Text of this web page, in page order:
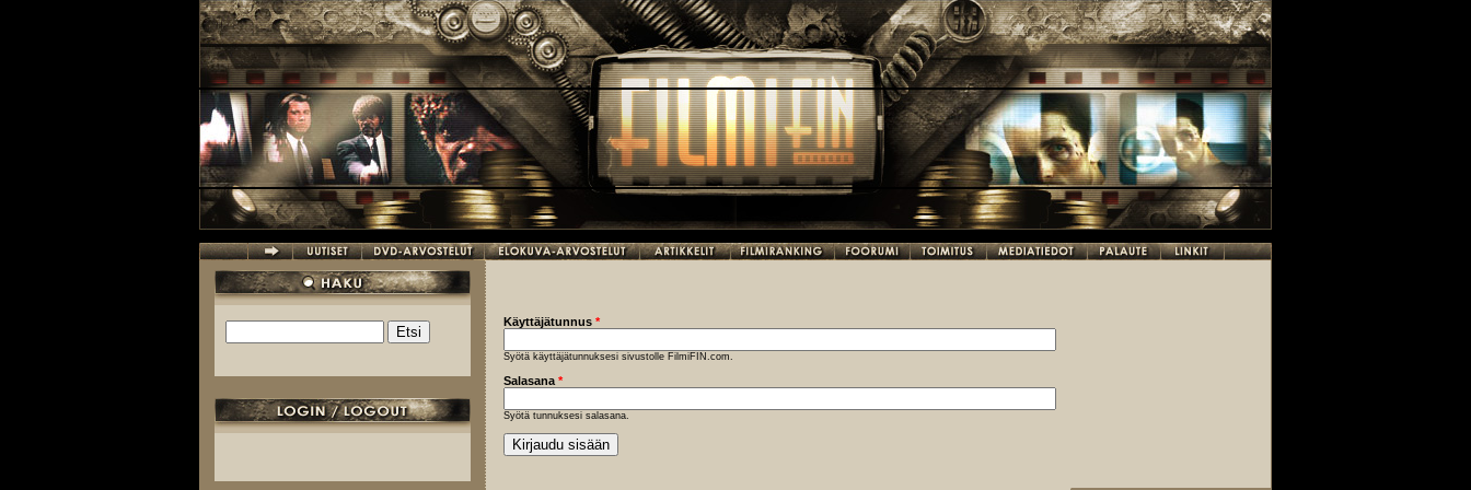
Hakulomake
Käyttäjätunnus *
Syötä käyttäjätunnuksesi sivustolle FilmiFIN.com.
Salasana *
Syötä tunnuksesi salasana.